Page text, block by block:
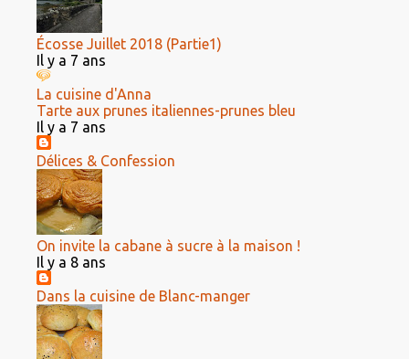
Écosse Juillet 2018 (Partie1)
Il y a 7 ans
La cuisine d'Anna
Tarte aux prunes italiennes-prunes bleu
Il y a 7 ans
Délices & Confession
On invite la cabane à sucre à la maison !
Il y a 8 ans
Dans la cuisine de Blanc-manger